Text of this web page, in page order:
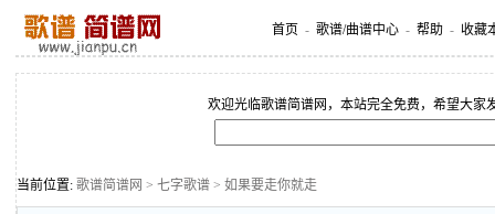
首页 - 歌谱/曲谱中心 - 帮助 - 收藏
欢迎光临歌谱简谱网，本站完全免费，希望大家
当前位置: 歌谱简谱网 > 七字歌谱 > 如果要走你就走